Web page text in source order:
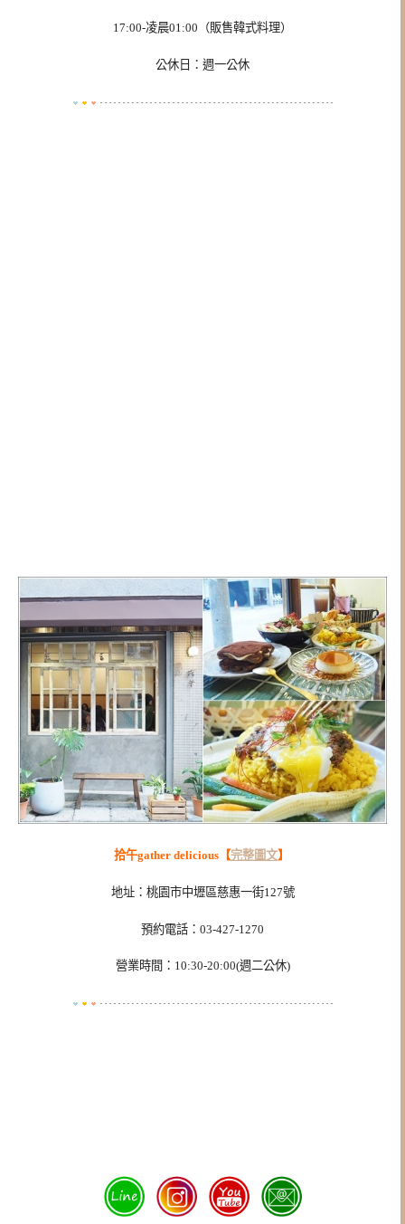
17:00-凌晨01:00（販售韓式料理）
公休日：週一公休
拾午gather delicious【完整圖文】
地址：桃園市中壢區慈惠一街127號
預約電話：03-427-1270
營業時間：10:30-20:00(週二公休)